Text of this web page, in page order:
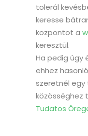
tolerál
keresse
központot a
keresztül.
Ha pedig úgy
ehhez
szeretnél egy
közösséghez
Tudatos